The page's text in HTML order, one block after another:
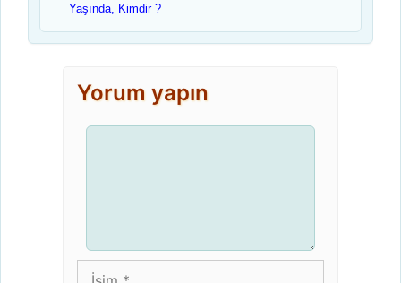
Yaşında, Kimdir ?
Yorum yapın
İsim